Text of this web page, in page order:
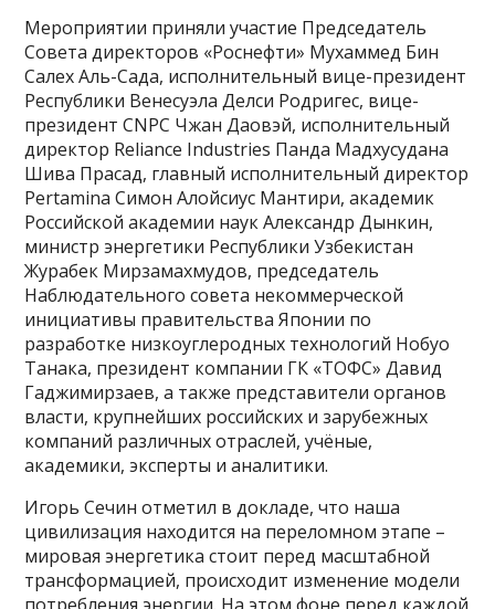
Мероприятии приняли участие Председатель
Совета директоров «Роснефти» Мухаммед Бин
Салех Аль-Сада, исполнительный вице-президент
Республики Венесуэла Делси Родригес, вице-
президент CNPC Чжан Даовэй, исполнительный
директор Reliance Industries Панда Мадхусудана
Шива Прасад, главный исполнительный директор
Pertamina Симон Алойсиус Мантири, академик
Российской академии наук Александр Дынкин,
министр энергетики Республики Узбекистан
Журабек Мирзамахмудов, председатель
Наблюдательного совета некоммерческой
инициативы правительства Японии по
разработке низкоуглеродных технологий Нобуо
Танака, президент компании ГК «ТОФС» Давид
Гаджимирзаев, а также представители органов
власти, крупнейших российских и зарубежных
компаний различных отраслей, учёные,
академики, эксперты и аналитики.
Игорь Сечин отметил в докладе, что наша
цивилизация находится на переломном этапе –
мировая энергетика стоит перед масштабной
трансформацией, происходит изменение модели